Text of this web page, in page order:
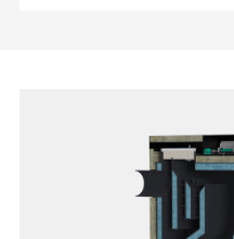
chauffage central, le capteur d᾿eau
de retour, le panneau coloré de
de la commande à distance de la
programmable de chambre sans fil, le
l᾿ensemble de la sonde lambda